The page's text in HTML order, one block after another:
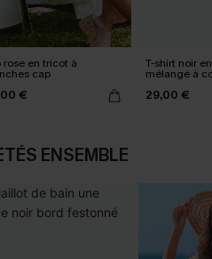
rose en tricot à
cap
€
T-shirt noir
mélangé à
29,00 €
ENSEMBLE